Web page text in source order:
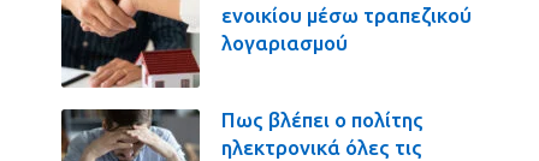
ενοικίου μέσω τραπεζικού
λογαριασμού
Πως βλέπει ο πολίτης
ηλεκτρονικά όλες τις